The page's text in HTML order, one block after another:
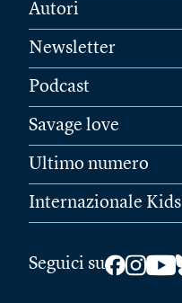
Autori
Newsletter
Podcast
Savage love
Ultimo numero
Internazionale Kids
Seguici su